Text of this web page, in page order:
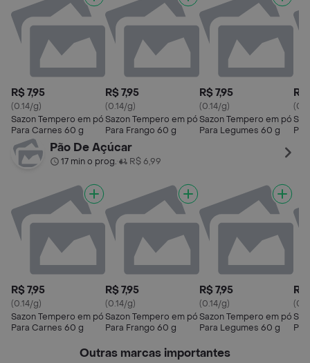
R$ 7,95
(0.14/g)
Sazon Tempero em pó
Para Carnes 60 g
R$ 7,95
(0.14/g)
Sazon Tempero em pó
Para Frango 60 g
R$ 7,95
(0.14/g)
Sazon Tempero em pó
Para Legumes 60 g
R$
Pão De Açúcar
17 min o prog.• R$ 6,99
R$ 7,95
(0.14/g)
Sazon Tempero em pó
Para Carnes 60 g
R$ 7,95
(0.14/g)
Sazon Tempero em pó
Para Frango 60 g
R$ 7,95
(0.14/g)
Sazon Tempero em pó
Para Legumes 60 g
R$
Outras marcas importantes